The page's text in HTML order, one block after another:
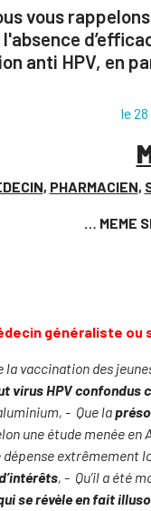
vous
anti HPV, en
le
, PHARMACIEN,
… MEME
généraliste ou
la vaccination des
virus HPV confondus
- Que la
une étude menée en
extrêmement
, - Qu’il a été
se révèle en fait